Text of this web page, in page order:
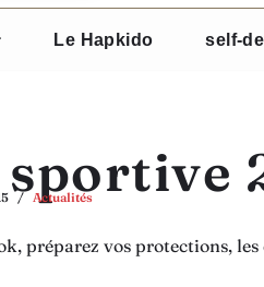
Le Hapkido self-
Actualités
préparez vos protections,